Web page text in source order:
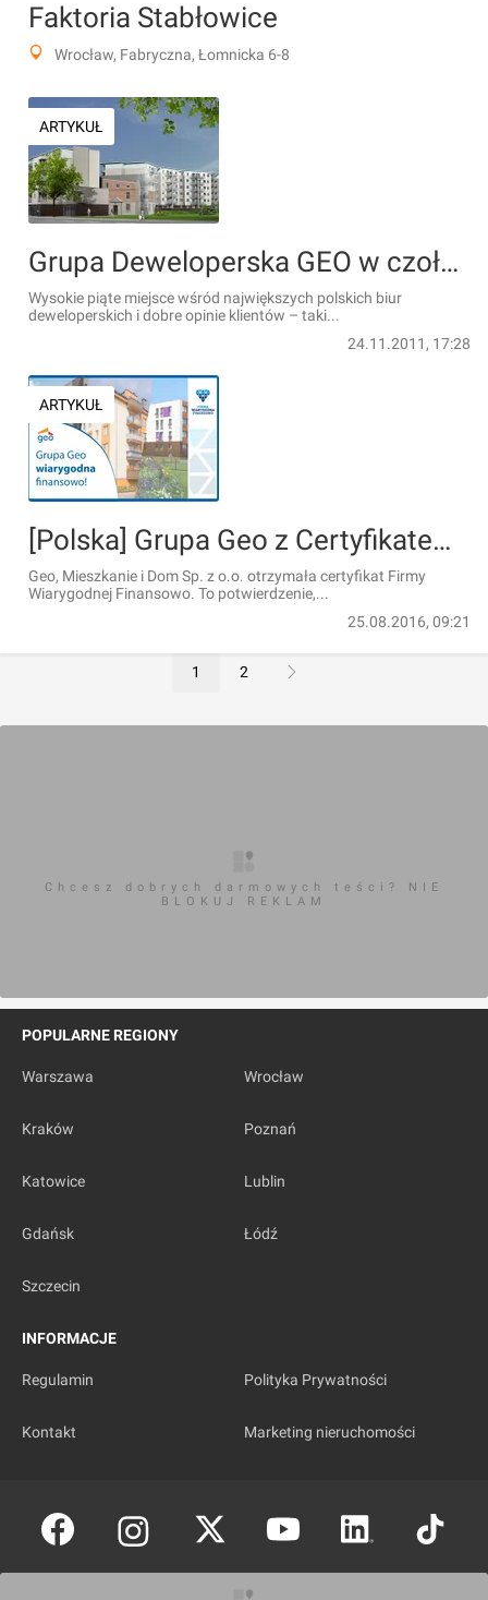
Faktoria Stabłowice
Wrocław, Fabryczna, Łomnicka 6-8
ARTYKUŁ
Grupa Deweloperska GEO w czołówce najlepiej ocenionych deweloperów
Wysokie piąte miejsce wśród największych polskich biur
deweloperskich i dobre opinie klientów – taki...
24.11.2011, 17:28
ARTYKUŁ
[Polska] Grupa Geo z Certyfikatem Firmy Wiarygodnej Finansowo
Geo, Mieszkanie i Dom Sp. z o.o. otrzymała certyfikat Firmy
Wiarygodnej Finansowo. To potwierdzenie,...
25.08.2016, 09:21
1 2
Chcesz dobrych darmowych teści? NIE
BLOKUJ REKLAM
POPULARNE REGIONY
Warszawa Wrocław
Kraków Poznań
Katowice Lublin
Gdańsk Łódź
Szczecin
INFORMACJE
Regulamin Polityka Prywatności
Kontakt Marketing nieruchomości